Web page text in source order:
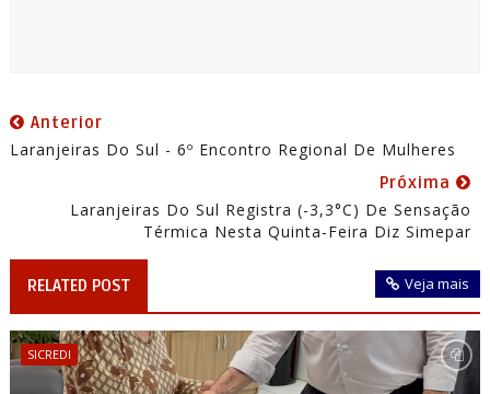
Anterior
Laranjeiras Do Sul - 6º Encontro Regional De Mulheres
Próxima
Laranjeiras Do Sul Registra (-3,3°C) De Sensação
Térmica Nesta Quinta-Feira Diz Simepar
RELATED POST Veja mais
SICREDI